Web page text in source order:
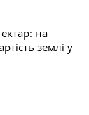
на
землі у